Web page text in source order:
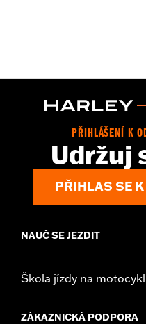
PŘIHLÁŠENÍ K
Udržuj
PŘIHLAS SE
NAUČ SE JEZDIT
Škola jízdy na
ZÁKAZNICKÁ PODPORA